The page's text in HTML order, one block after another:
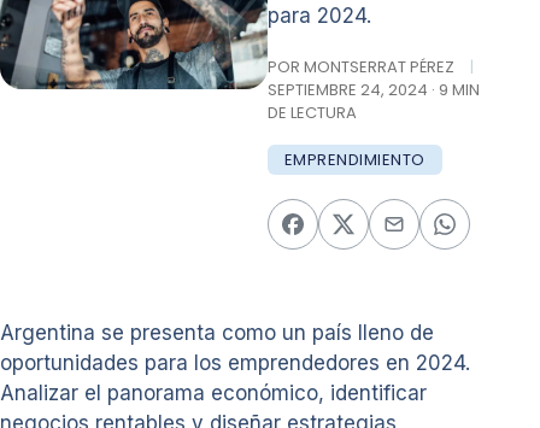
para 2024.
POR MONTSERRAT PÉREZ
|
SEPTIEMBRE 24, 2024 · 9 MIN
DE LECTURA
EMPRENDIMIENTO
Argentina se presenta como un país lleno de
oportunidades para los emprendedores en 2024.
Analizar el panorama económico, identificar
negocios rentables y diseñar estrategias